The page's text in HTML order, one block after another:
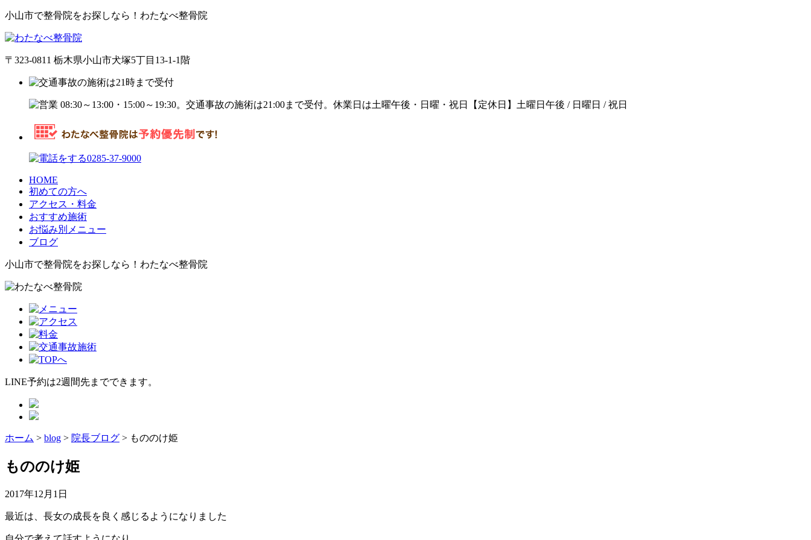
小山市で整骨院をお探しなら！わたなべ整骨院
〒323-0811 栃木県小山市犬塚5丁目13-1-1階
【定休日】土曜日午後 / 日曜日 / 祝日
HOME
初めての方へ
アクセス・料金
おすすめ施術
お悩み別メニュー
ブログ
小山市で整骨院をお探しなら！わたなべ整骨院
LINE予約は2週間先までできます。
ホーム > blog > 院長ブログ > もののけ姫
もののけ姫
2017年12月1日
最近は、長女の成長を良く感じるようになりました